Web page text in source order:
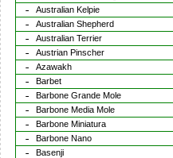
Australian Kelpie
Australian Shepherd
Australian Terrier
Austrian Pinscher
Azawakh
Barbet
Barbone Grande Mole
Barbone Media Mole
Barbone Miniatura
Barbone Nano
Basenji